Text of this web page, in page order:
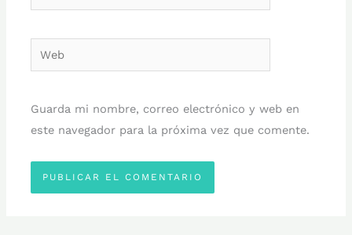
electrónico*
Web
Guarda mi nombre, correo electrónico y web en
este navegador para la próxima vez que comente.